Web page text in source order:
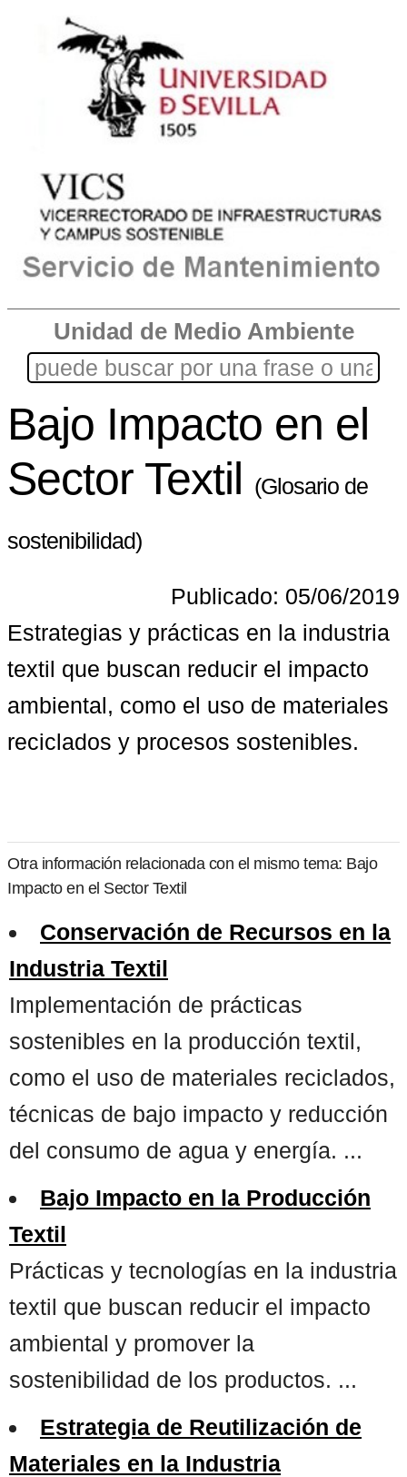
Unidad de Medio Ambiente
Bajo Impacto en el
Sector Textil (Glosario de
sostenibilidad)
Publicado: 05/06/2019
Estrategias y prácticas en la industria
textil que buscan reducir el impacto
ambiental, como el uso de materiales
reciclados y procesos sostenibles.
Otra información relacionada con el mismo tema: Bajo
Impacto en el Sector Textil
Conservación de Recursos en la
Industria Textil
Implementación de prácticas
sostenibles en la producción textil,
como el uso de materiales reciclados,
técnicas de bajo impacto y reducción
del consumo de agua y energía. ...
Bajo Impacto en la Producción
Textil
Prácticas y tecnologías en la industria
textil que buscan reducir el impacto
ambiental y promover la
sostenibilidad de los productos. ...
Estrategia de Reutilización de
Materiales en la Industria